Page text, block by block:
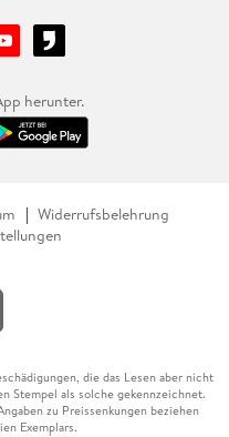
herunter.
Widerrufsbelehrung
die das Lesen aber nicht
Stempel als solche gekennzeichnet.
zu Preissenkungen beziehen
Exemplars.